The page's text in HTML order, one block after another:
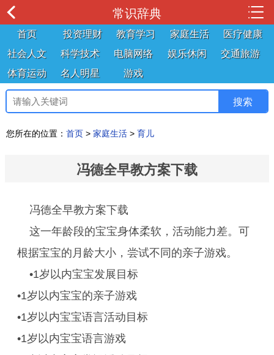
常识辞典
首页 投资理财 教育学习 家庭生活
医疗健康
社会人文
科学技术 电脑网络 娱乐休闲
交通旅游
体育运动
名人明星 游戏
您所在的位置： 首页 > 家庭生活 > 育儿
冯德全早教方案下载
冯德全早教方案下载
这一年龄段的宝宝身体柔软，活动能力差。可
根据宝宝的月龄大小，尝试不同的亲子游戏。
•1岁以内宝宝发展目标
•1岁以内宝宝的亲子游戏
•1岁以内宝宝语言活动目标
•1岁以内宝宝语言游戏